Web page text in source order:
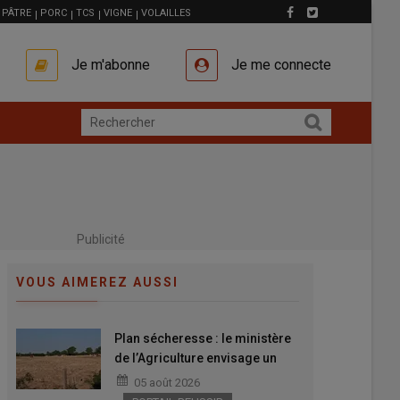
PÂTRE PORC TCS VIGNE VOLAILLES
Je m'abonne Je me connecte
Publicité
VOUS AIMEREZ AUSSI
Plan sécheresse : le ministère
de l’Agriculture envisage un
volet « fourrage » pour les
05 août 2026